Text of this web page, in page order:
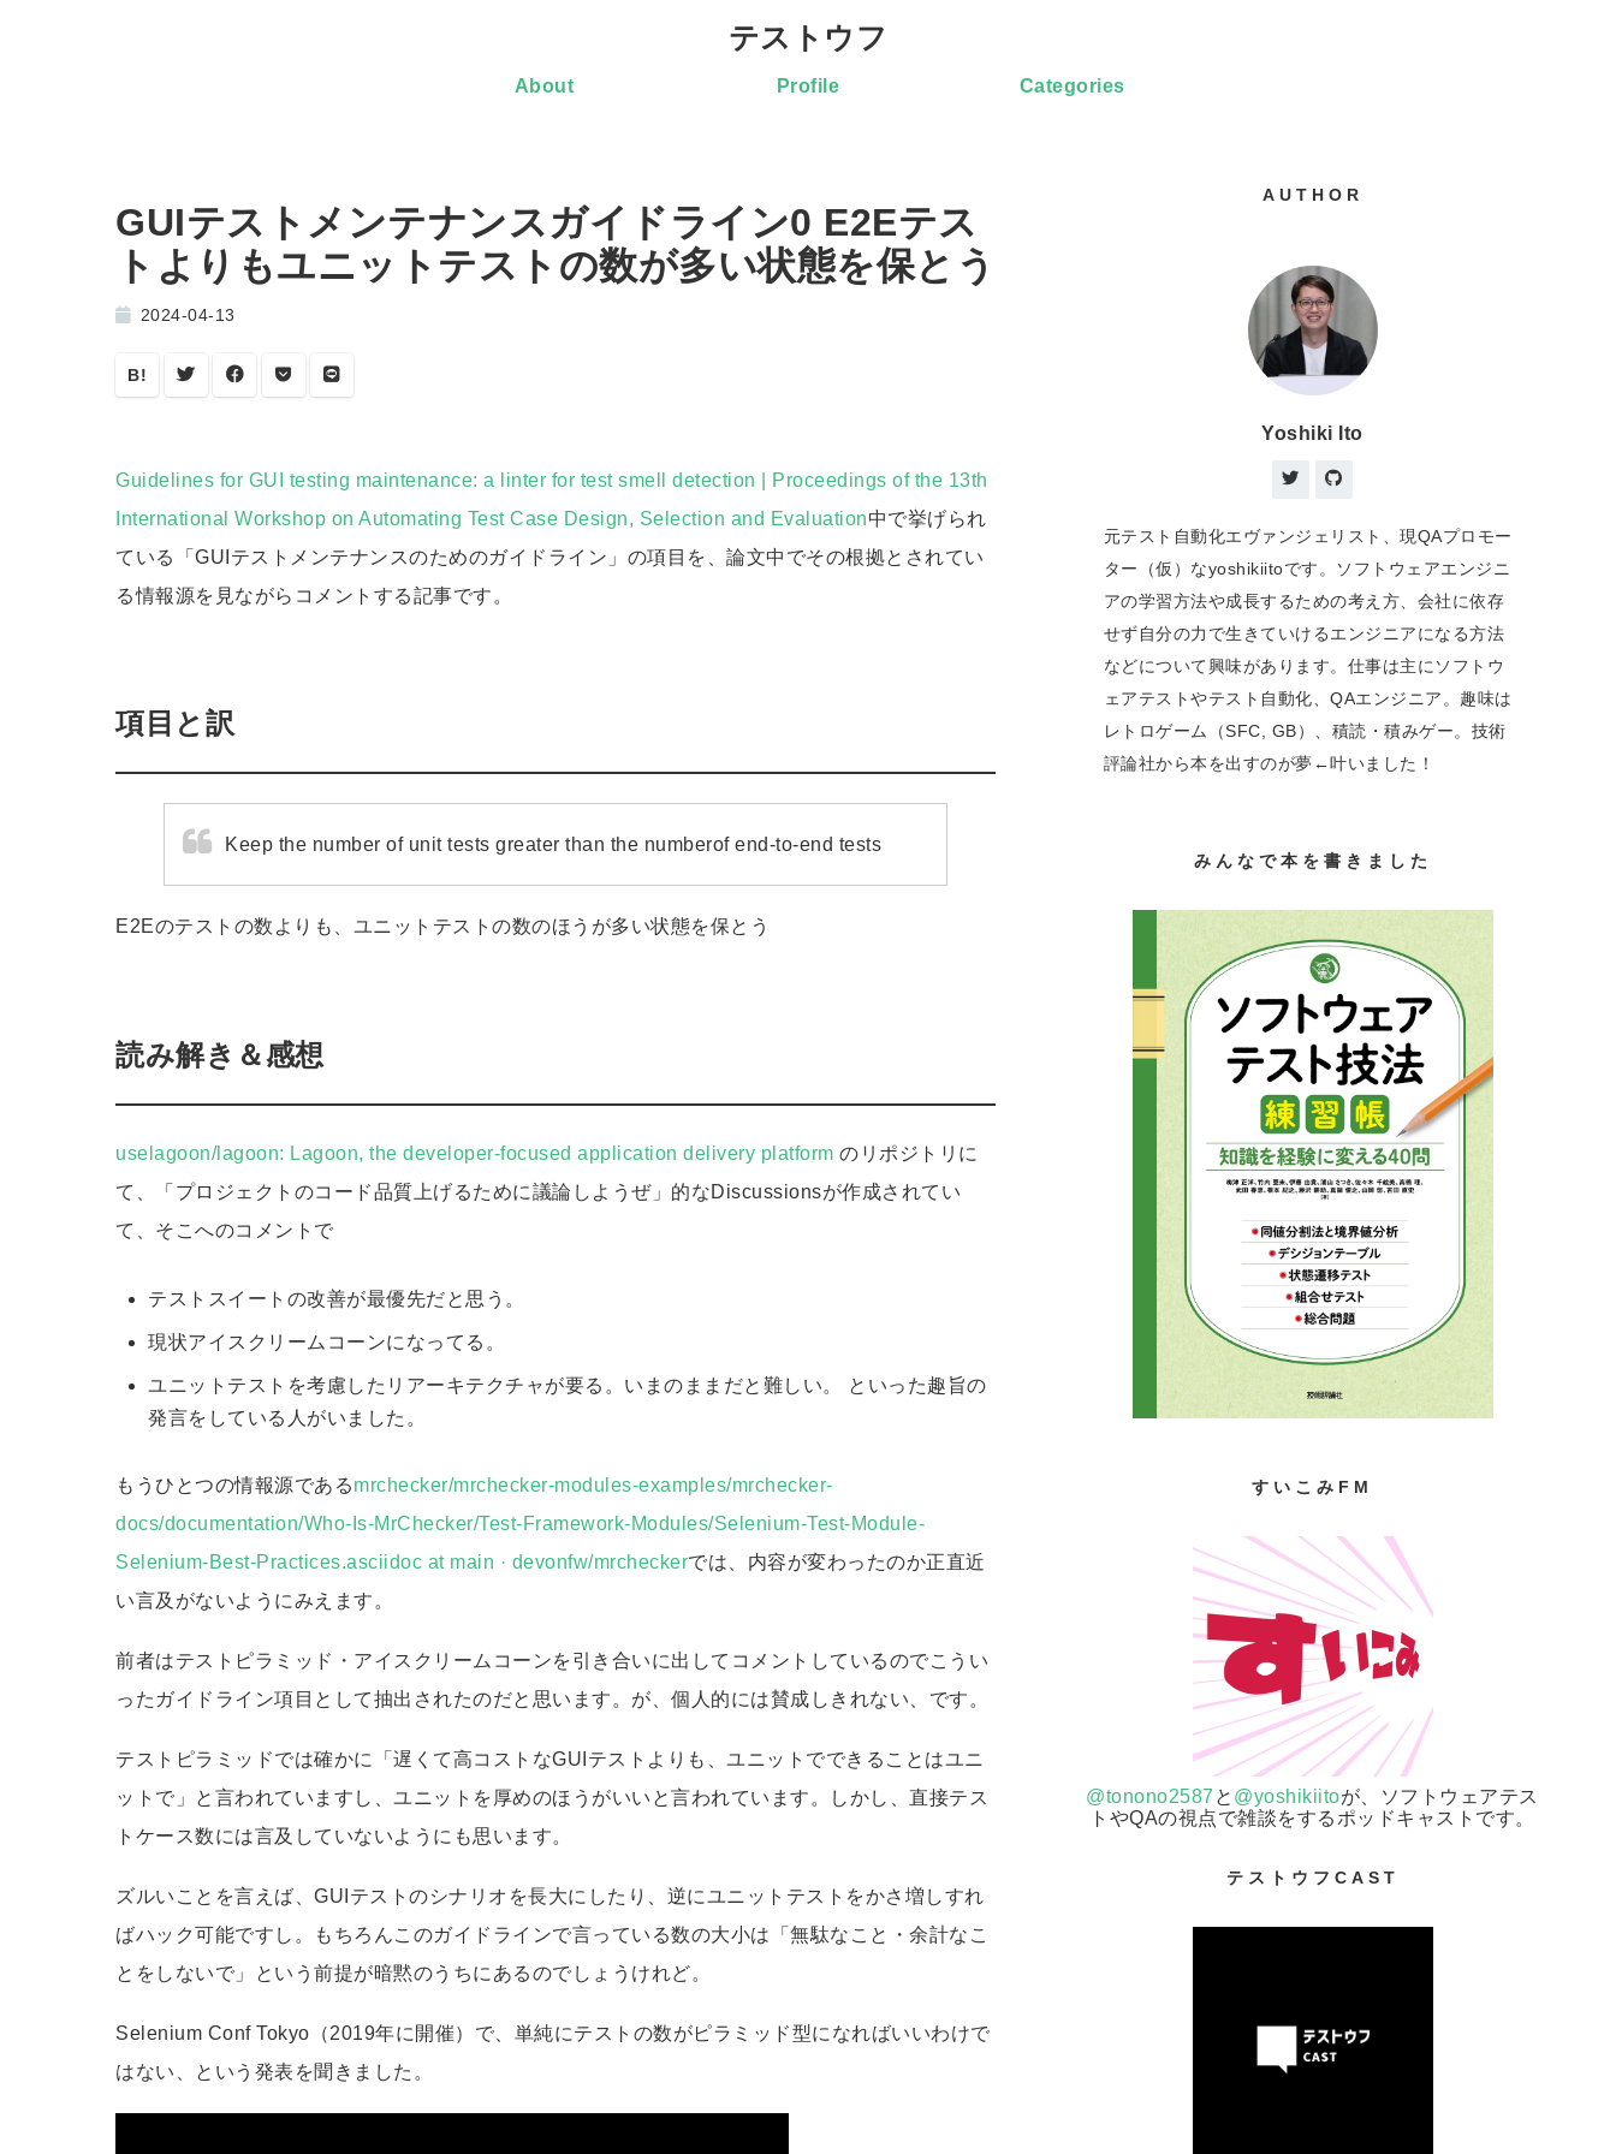
テストウフ
About Profile Categories
GUIテストメンテナンスガイドライン0 E2Eテス
トよりもユニットテストの数が多い状態を保とう
2024-04-13
B!
Guidelines for GUI testing maintenance: a linter for test smell detection | Proceedings of the 13th
International Workshop on Automating Test Case Design, Selection and Evaluation中で挙げられ
ている「GUIテストメンテナンスのためのガイドライン」の項目を、論文中でその根拠とされてい
る情報源を見ながらコメントする記事です。
項目と訳
Keep the number of unit tests greater than the numberof end-to-end tests
E2Eのテストの数よりも、ユニットテストの数のほうが多い状態を保とう
読み解き＆感想
uselagoon/lagoon: Lagoon, the developer-focused application delivery platform のリポジトリに
て、「プロジェクトのコード品質上げるために議論しようぜ」的なDiscussionsが作成されてい
て、そこへのコメントで
テストスイートの改善が最優先だと思う。
現状アイスクリームコーンになってる。
ユニットテストを考慮したリアーキテクチャが要る。いまのままだと難しい。 といった趣旨の
発言をしている人がいました。
もうひとつの情報源であるmrchecker/mrchecker-modules-examples/mrchecker-
docs/documentation/Who-Is-MrChecker/Test-Framework-Modules/Selenium-Test-Module-
Selenium-Best-Practices.asciidoc at main · devonfw/mrcheckerでは、内容が変わったのか正直近
い言及がないようにみえます。
前者はテストピラミッド・アイスクリームコーンを引き合いに出してコメントしているのでこうい
ったガイドライン項目として抽出されたのだと思います。が、個人的には賛成しきれない、です。
テストピラミッドでは確かに「遅くて高コストなGUIテストよりも、ユニットでできることはユニ
ットで」と言われていますし、ユニットを厚めのほうがいいと言われています。しかし、直接テス
トケース数には言及していないようにも思います。
ズルいことを言えば、GUIテストのシナリオを長大にしたり、逆にユニットテストをかさ増しすれ
ばハック可能ですし。もちろんこのガイドラインで言っている数の大小は「無駄なこと・余計なこ
とをしないで」という前提が暗黙のうちにあるのでしょうけれど。
Selenium Conf Tokyo（2019年に開催）で、単純にテストの数がピラミッド型になればいいわけで
はない、という発表を聞きました。
AUTHOR
Yoshiki Ito
元テスト自動化エヴァンジェリスト、現QAプロモー
ター（仮）なyoshikiitoです。ソフトウェアエンジニ
アの学習方法や成長するための考え方、会社に依存
せず自分の力で生きていけるエンジニアになる方法
などについて興味があります。仕事は主にソフトウ
ェアテストやテスト自動化、QAエンジニア。趣味は
レトロゲーム（SFC, GB）、積読・積みゲー。技術
評論社から本を出すのが夢←叶いました！
みんなで本を書きました
すいこみFM
@tonono2587 と @yoshikiitoが、ソフトウェアテス
トやQAの視点で雑談をするポッドキャストです。
テストウフCAST